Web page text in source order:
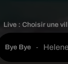
Live :Choisir une
Bye Bye -